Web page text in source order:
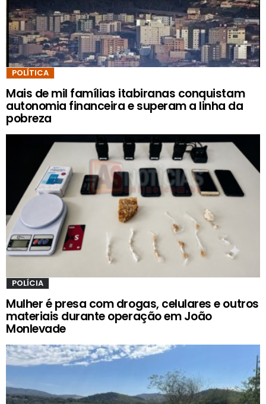
POLÍTICA
Mais de mil famílias itabiranas conquistam
autonomia financeira e superam a linha da
pobreza
POLÍCIA
Mulher é presa com drogas, celulares e outros
materiais durante operação em João
Monlevade